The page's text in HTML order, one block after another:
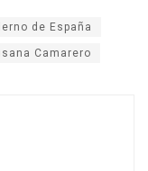
de España
Camarero